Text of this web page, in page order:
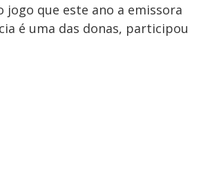
jogo que este ano a emissora
é uma das donas, participou